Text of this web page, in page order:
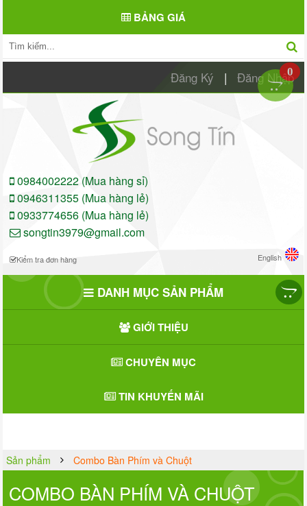
Đăng Ký | Đăng Nhập
0984002222 (Mua hàng sỉ)
0946311355 (Mua hàng lẻ)
0933774656 (Mua hàng lẻ)
songtin3979@gmail.com
English
Kiểm tra đơn hàng
DANH MỤC SẢN PHẨM
GIỚI THIỆU
BẢNG GIÁ
CHUYÊN MỤC
TIN KHUYẾN MÃI
0
Sản phẩm Combo Bàn Phím và Chuột
COMBO BÀN PHÍM VÀ CHUỘT